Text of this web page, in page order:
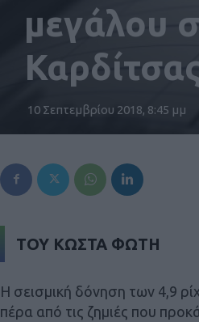
μεγάλου
10 Σεπτεμβρίου 2018, 8:45 μμ
ΤΟΥ ΚΩΣΤΑ ΦΩΤΗ
Η σεισμική δόνηση των 4,9
πέρα από τις ζημιές που